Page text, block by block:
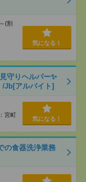
(割
気になる！
守りヘルパー✨
/Jb[アルバイト]
宮町
気になる！
の食器洗浄業務